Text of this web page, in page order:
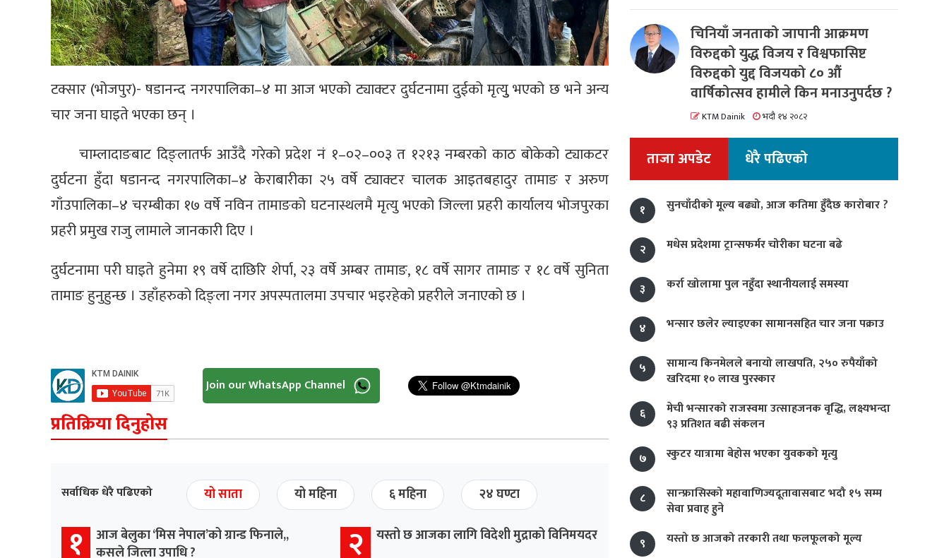
टक्सार (भोजपुर)- षडानन्द नगरपालिका–४ मा आज भएको ट्याक्टर दुर्घटनामा दुईको मृत्युु भएको छ भने अन्य
चार जना घाइते भएका छन् ।
चाम्लादाङबाट दिङ्लातर्फ आउँदै गरेको प्रदेश नं १–०२–००३ त १२१३ नम्बरको काठ बोकेको ट्याकटर
दुर्घटना हुँदा षडानन्द नगरपालिका–४ केराबारीका २५ वर्षे ट्याक्टर चालक आइतबहादुर तामाङ र अरुण
गाँउपालिका–४ चरम्बीका १७ वर्षे नविन तामाङको घटनास्थलमै मृत्यु भएको जिल्ला प्रहरी कार्यालय भोजपुरका
प्रहरी प्रमुख राजु लामाले जानकारी दिए ।
दुर्घटनामा परी घाइते हुनेमा १९ वर्षे दाछिरि शेर्पा, २३ वर्षे अम्बर तामाङ, १८ वर्षे सागर तामाङ र १८ वर्षे सुनिता
तामाङ हुनुहुन्छ । उहाँहरुको दिङ्ला नगर अपस्पतालमा उपचार भइरहेको प्रहरीले जनाएको छ ।
Join our WhatsApp Channel
प्रतिक्रिया दिनुहोस
सर्वाधिक धेरै पढिएको यो साता यो महिना ६ महिना २४ घण्टा
१
आज बेलुका ‘मिस नेपाल’को ग्रान्ड फिनाले,,
कसले जित्ला उपाधि ?
२ यस्तो छ आजका लागि विदेशी मुद्राको विनिमयदर
चिनियाँ जनताको जापानी आक्रमण
विरुद्दको युद्ध विजय र विश्वफासिष्ट
विरुद्दको युद्द विजयको ८० औं
वार्षिकोत्सव हामीले किन मनाउनुपर्दछ ?
KTM Dainik भदौ १४ २०८२
ताजा अपडेट धेरै पढिएको
१ सुनचाँदीको मूल्य बढ्यो, आज कतिमा हुँदैछ कारोबार ?
२ मधेस प्रदेशमा ट्रान्सफर्मर चोरीका घटना बढे
३ कर्रा खोलामा पुल नहुँदा स्थानीयलाई समस्या
४ भन्सार छलेर ल्याइएका सामानसहित चार जना पक्राउ
५
सामान्य किनमेलले बनायो लाखपति, २५० रुपैयाँको
खरिदमा १० लाख पुरस्कार
६
मेची भन्सारको राजस्वमा उत्साहजनक वृद्धि, लक्ष्यभन्दा
९३ प्रतिशत बढी संकलन
७
स्कुटर यात्रामा बेहोस भएका युवकको मृत्यु
८
सान्फ्रासिस्को महावाणिज्यदूतावासबाट भदौ १५ सम्म
सेवा प्रवाह हुने
९
यस्तो छ आजको तरकारी तथा फलफूलको मूल्य